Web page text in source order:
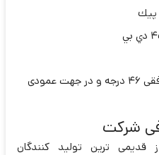
پيك
قابلیت تنظیم دوربین در جهت افقی 46 درجه و در جهت عمودی
شرکت
قدیمی ترین تولید کنندگان